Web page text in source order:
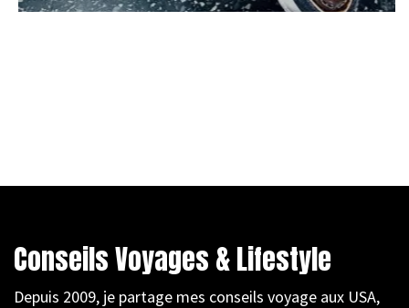
Conseils Voyages & Lifestyle
Depuis 2009, je partage mes conseils voyage aux USA,